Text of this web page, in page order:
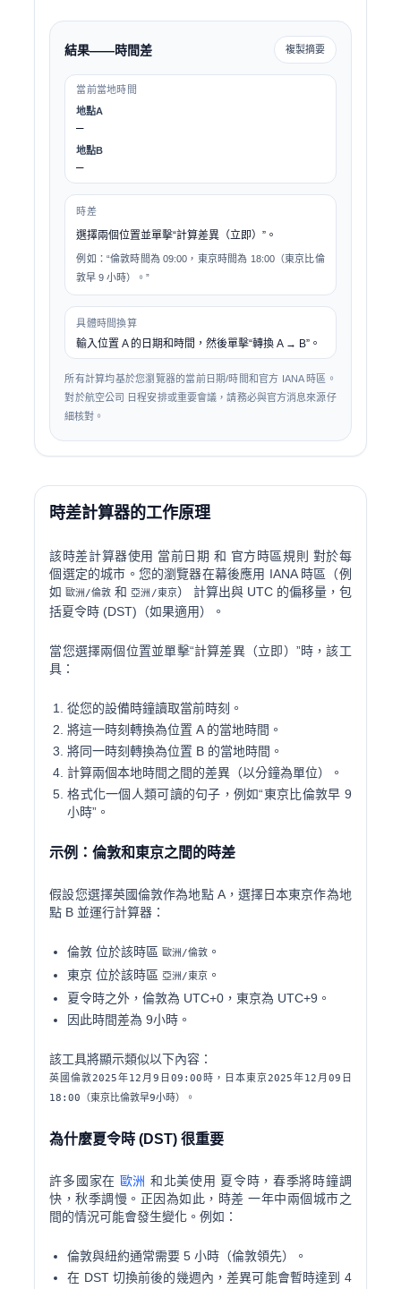
結果——時間差 複製摘要
當前當地時間
地點A
—
地點B
—
時差
選擇兩個位置並單擊“計算差異（立即）”。
例如：“倫敦時間為 09:00，東京時間為 18:00（東京比倫
敦早 9 小時）。”
具體時間換算
輸入位置 A 的日期和時間，然後單擊“轉換 A → B”。
所有計算均基於您瀏覽器的當前日期/時間和官方 IANA 時區。
對於航空公司 日程安排或重要會議，請務必與官方消息來源仔
細核對。
時差計算器的工作原理
該時差計算器使用 當前日期 和 官方時區規則 對於每
個選定的城市。您的瀏覽器在幕後應用 IANA 時區（例
如歐洲/倫敦 和亞洲/東京） 計算出與 UTC 的偏移量，包
括夏令時 (DST)（如果適用）。
當您選擇兩個位置並單擊“計算差異（立即）”時，該工
具：
從您的設備時鐘讀取當前時刻。
將這一時刻轉換為位置 A 的當地時間。
將同一時刻轉換為位置 B 的當地時間。
計算兩個本地時間之間的差異（以分鐘為單位）。
格式化一個人類可讀的句子，例如“東京比倫敦早 9
小時”。
示例：倫敦和東京之間的時差
假設您選擇英國倫敦作為地點 A，選擇日本東京作為地
點 B 並運行計算器：
倫敦 位於該時區歐洲/倫敦 。
東京 位於該時區亞洲/東京 。
夏令時之外，倫敦為 UTC+0，東京為 UTC+9。
因此時間差為9小時 。
該工具將顯示類似以下內容：
英國倫敦2025年12月9日09:00時，日本東京2025年12月09日
18:00（東京比倫敦早9小時）。
為什麼夏令時 (DST) 很重要
許多國家在 歐洲 和北美使用 夏令時，春季將時鐘調
快，秋季調慢。正因為如此，時差 一年中兩個城市之
間的情況可能會發生變化。例如：
倫敦與紐約通常需要 5 小時（倫敦領先）。
在 DST 切換前後的幾週內，差異可能會暫時達到 4